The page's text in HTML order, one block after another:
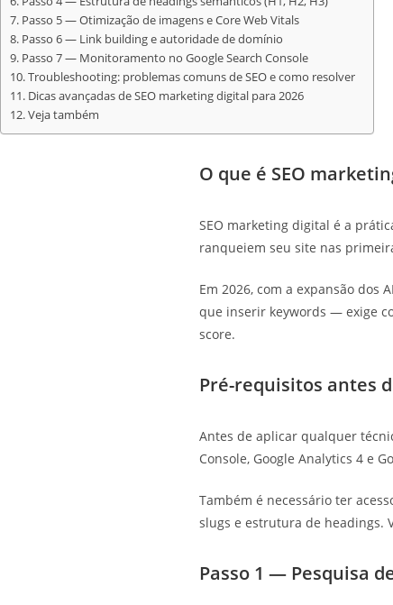
Passo 5 — Otimização de imagens e Core Web Vitals
Passo 6 — Link building e autoridade de domínio
Passo 7 — Monitoramento no Google Search Console
Troubleshooting: problemas comuns de SEO e como resolver
Dicas avançadas de SEO marketing digital para 2026
Veja também
O que é SEO
SEO marketing digital é a
ranqueiem seu site nas
Em 2026, com a expansão dos
que inserir keywords — exige
score.
Pré-requisitos antes
Antes de aplicar qualquer
Console, Google Analytics 4 e
Também é necessário ter
slugs e estrutura de headings.
Passo 1 — Pesquisa